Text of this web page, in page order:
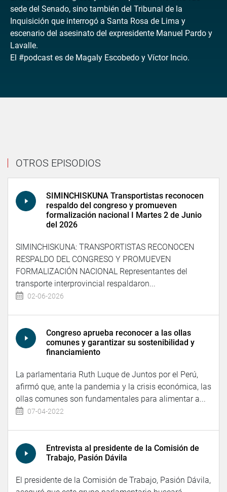
sede del Senado, sino también del Tribunal de la
Inquisición que interrogó a Santa Rosa de Lima y
escenario del asesinato del expresidente Manuel Pardo y
Lavalle.
El #podcast es de Magaly Escobedo y Víctor Incio.
OTROS EPISODIOS
SIMINCHISKUNA Transportistas reconocen
respaldo del congreso y promueven
formalización nacional I Martes 2 de Junio
del 2026
SIMINCHISKUNA: TRANSPORTISTAS RECONOCEN
RESPALDO DEL CONGRESO Y PROMUEVEN
FORMALIZACIÓN NACIONAL Representantes del
transporte interprovincial respaldaron...
02-06-2026
Congreso aprueba reconocer a las ollas
comunes y garantizar su sostenibilidad y
financiamiento
La parlamentaria Ruth Luque de Juntos por el Perú,
afirmó que, ante la pandemia y la crisis económica, las
ollas comunes son fundamentales para alimentar a...
07-04-2022
Entrevista al presidente de la Comisión de
Trabajo, Pasión Dávila
El presidente de la Comisión de Trabajo, Pasión Dávila,